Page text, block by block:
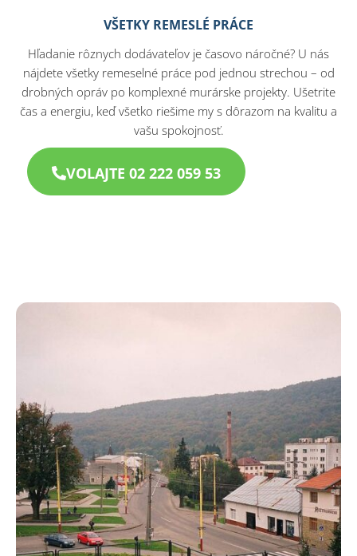
VŠETKY REMESLÉ PRÁCE
Hľadanie rôznych dodávateľov je časovo náročné? U nás
nájdete všetky remeselné práce pod jednou strechou – od
drobných opráv po komplexné murárske projekty. Ušetrite
čas a energiu, keď všetko riešime my s dôrazom na kvalitu a
vašu spokojnosť.
VOLAJTE 02 222 059 53